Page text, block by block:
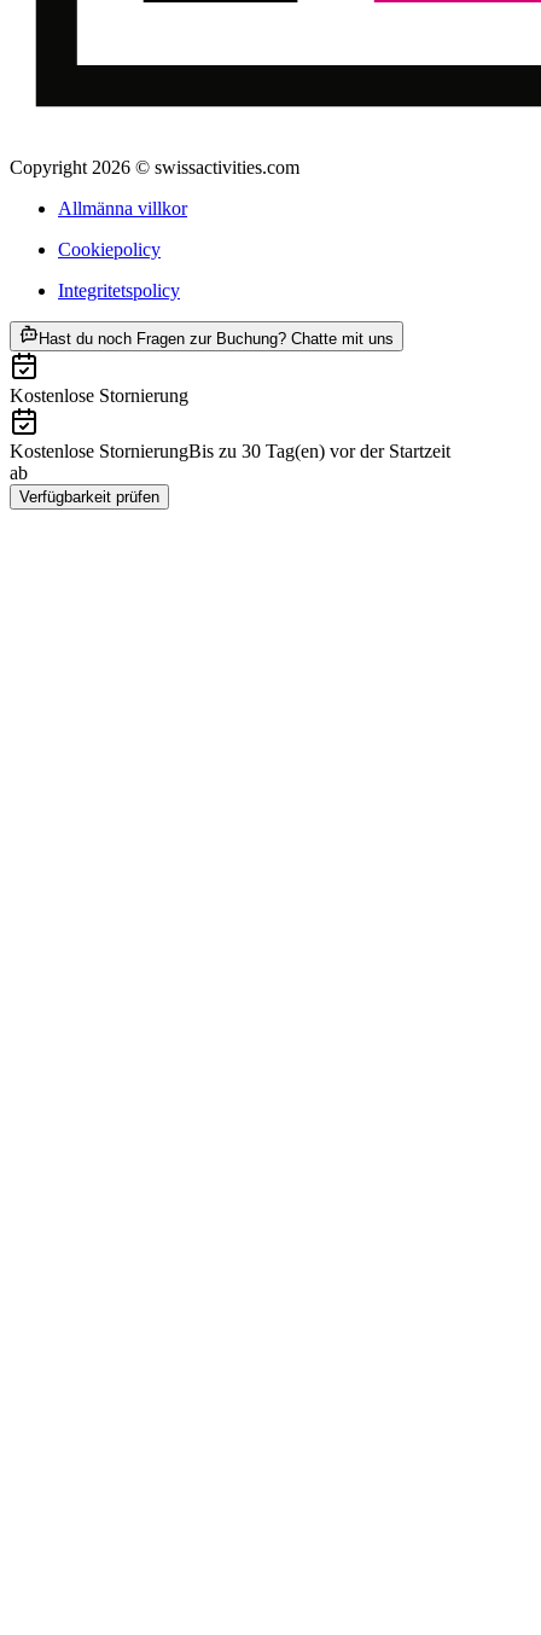
Copyright 2026 © swissactivities.com
Allmänna villkor
Cookiepolicy
Integritetspolicy
Hast du noch Fragen zur Buchung? Chatte mit uns
Kostenlose Stornierung
Kostenlose StornierungBis zu 30 Tag(en) vor der Startzeit
ab
Verfügbarkeit prüfen